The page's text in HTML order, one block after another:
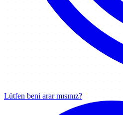
Lütfen beni arar mısınız?